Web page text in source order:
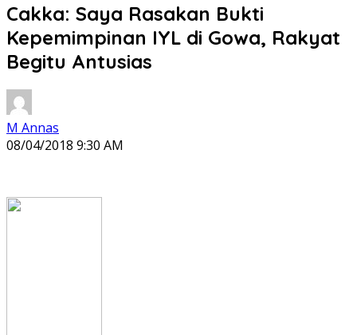
Cakka: Saya Rasakan Bukti
Kepemimpinan IYL di Gowa, Rakyat
Begitu Antusias
M Annas
08/04/2018 9:30 AM